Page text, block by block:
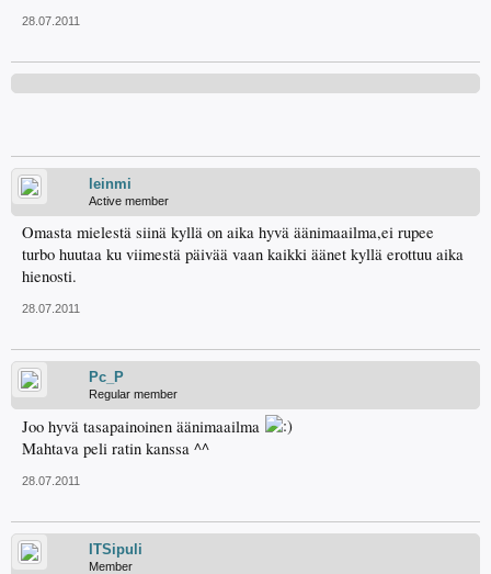
28.07.2011
leinmi
Active member
Omasta mielestä siinä kyllä on aika hyvä äänimaailma,ei rupee
turbo huutaa ku viimestä päivää vaan kaikki äänet kyllä erottuu aika
hienosti.
28.07.2011
Pc_P
Regular member
Joo hyvä tasapainoinen äänimaailma
Mahtava peli ratin kanssa ^^
28.07.2011
ITSipuli
Member